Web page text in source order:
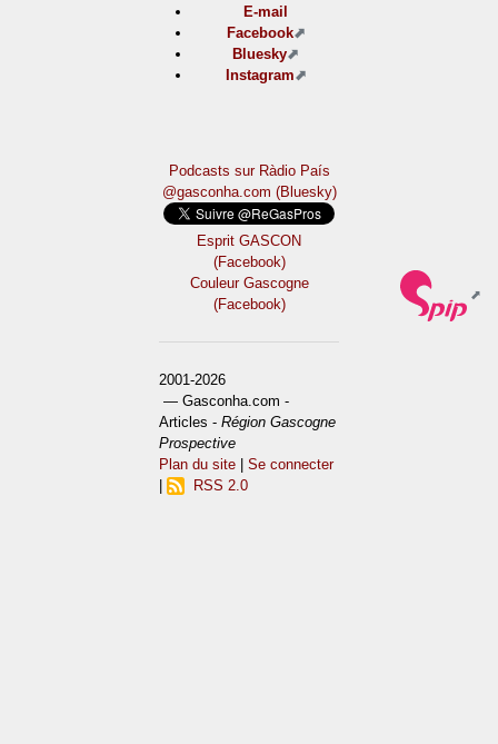
E-mail
Facebook
Bluesky
Instagram
Podcasts sur Ràdio País
@gasconha.com (Bluesky)
Esprit GASCON
(Facebook)
Couleur Gascogne
(Facebook)
2001-2026
— Gasconha.com -
Articles -Région Gascogne
Prospective
Plan du site |Se connecter
RSS 2.0